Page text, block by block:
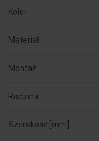
Kolor
Materiał
Montaż
Rodzina
Szerokość [mm]